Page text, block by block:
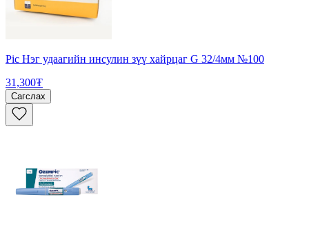
Pic Нэг удаагийн инсулин зүү хайрцаг G 32/4мм №100
31,300₮
Сагслах